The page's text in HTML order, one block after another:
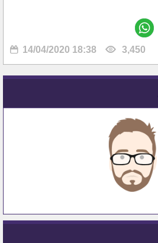
14/04/2020 18:38 3,450